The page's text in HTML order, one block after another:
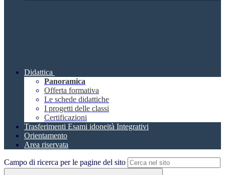
Didattica
Panoramica
Offerta formativa
Le schede didattiche
I progetti delle classi
Certificazioni
Trasferimenti Esami idoneità Integrativi
Orientamento
Area riservata
Campo di ricerca per le pagine del sito